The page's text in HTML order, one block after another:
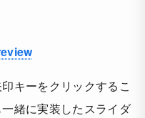
キーをクリックするこ
緒に実装したスライダ